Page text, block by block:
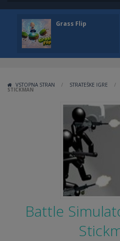
Grass Flip
VSTOPNA STRAN / STRATEŠKE IGRE /
STICKMAN
Battle